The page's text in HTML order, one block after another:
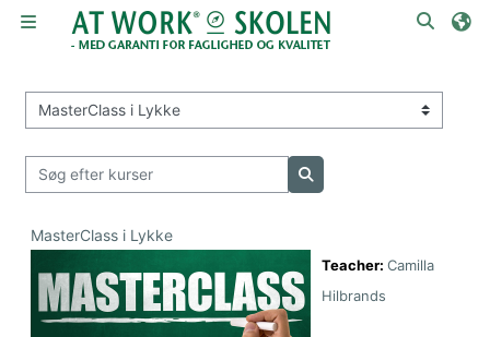
Gå til hovedindhold
Sidepanel
Skift
Kursuskategorier
Søg efter kurser
Søg efter kurser
MasterClass i Lykke
Teacher: Camilla
Hilbrands